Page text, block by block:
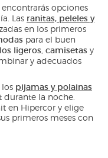
, encontrarás opciones
Las ranitas, peleles y
en los primeros
para el buen
ligeros camisetas y
y adecuados
pijamas y polainas
durante la noche.
en Hipercor y elige
primeros meses con